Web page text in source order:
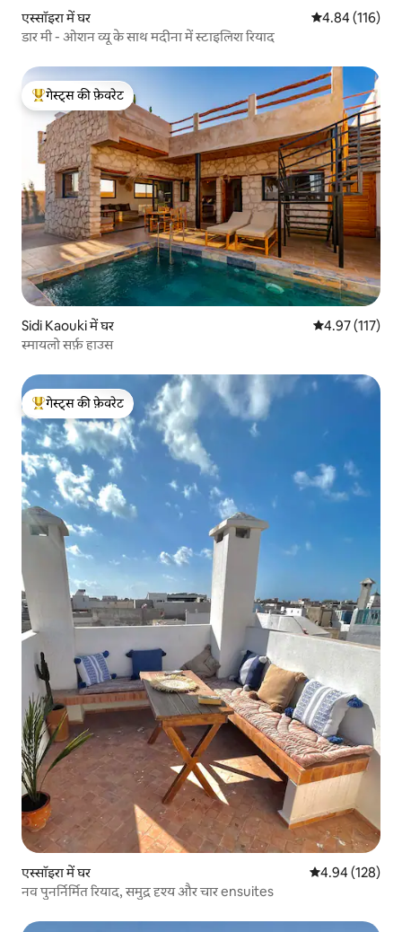
एस्सॉइरा में घर औसत रेटिंग 5 में से
4.84 (116)
डार मी - ओशन व्यू के साथ मदीना में स्टाइलिश रियाद
गेस्ट्स का टॉप फ़ेवरेट
गेस्ट्स की फ़ेवरेट
Sidi Kaouki में घर औसत रेटिंग 5 में से
4.97 (117)
स्मायलो सर्फ़ हाउस
गेस्ट्स का टॉप फ़ेवरेट
गेस्ट्स की फ़ेवरेट
एस्सॉइरा में घर औसत रेटिंग 5 में से
4.94 (128)
नव पुनर्निर्मित रियाद, समुद्र दृश्य और चार ensuites